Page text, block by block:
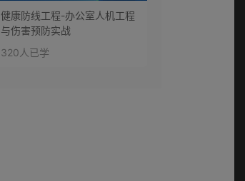
健康防线工程-办公室人机工程
与伤害预防实战
320人已学